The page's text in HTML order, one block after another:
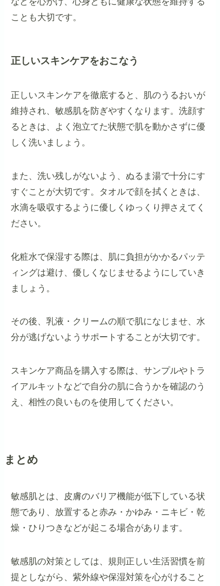
ことも大切です。
正しいスキンケアをおこなう
正しいスキンケアを徹底すると、肌のうるおいが
維持され、敏感肌を防ぎやすくなります。洗顔す
るときは、よく泡立てた状態で肌を動かさずに優
しく洗いましょう。
また、洗い残しがないよう、ぬるま湯で十分にす
すぐことが大切です。タオルで顔を拭くときは、
水滴を吸収するように優しくゆっくり押さえてく
ださい。
化粧水で保湿する際は、肌に負担がかかるパッテ
ィングは避け、優しくなじませるようにしていき
ましょう。
その後、乳液・クリームの順で肌になじませ、水
分が逃げないようサポートすることが大切です。
スキンケア商品を購入する際は、サンプルやトラ
イアルキットなどで自分の肌に合うかを確認のう
え、相性の良いものを使用してください。
まとめ
敏感肌とは、皮膚のバリア機能が低下している状
態であり、放置すると赤み・かゆみ・ニキビ・乾
燥・ひりつきなどが起こる場合があります。
敏感肌の対策としては、規則正しい生活習慣を前
提としながら、紫外線や保湿対策を心がけること